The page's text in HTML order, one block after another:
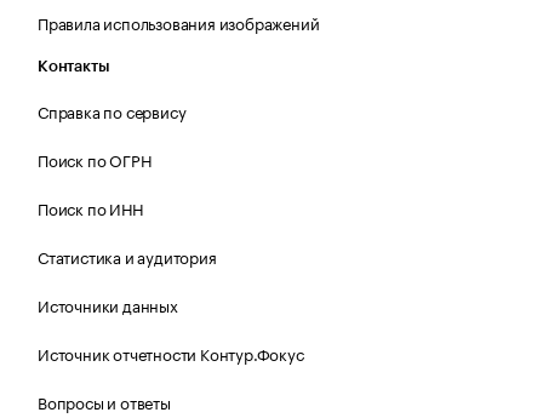
Правила использования изображений
Контакты
Справка по сервису
Поиск по ОГРН
Поиск по ИНН
Статистика и аудитория
Источники данных
Источник отчетности Контур.Фокус
Вопросы и ответы